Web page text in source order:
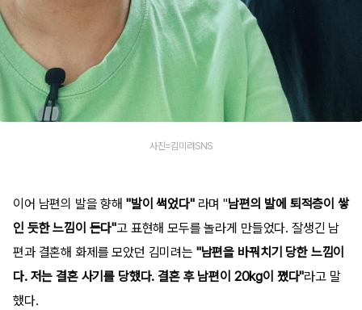
사진=김미려SNS
이어 남편의 발을 향해 "발이 썩었다" 라며 "남편의 발에 퇴적층이 쌓
인 듯한 느낌이 든다"고 표현해 모두를 놀라게 만들었다. 잘생긴 남
편과 결혼해 화제를 모았던 김미려는 "남편을 바꿔치기 당한 느낌이
다. 저는 결혼 사기를 당했다. 결혼 후 남편이 20kg이 쪘다"라고 말
했다.